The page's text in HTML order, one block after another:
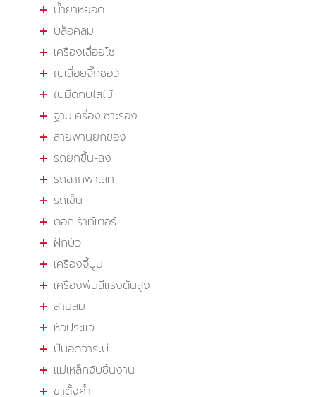
น้ำยาหยอด
บล็อคลม
เครื่องเลื่อยโซ่
ใบเลื่อยจิ๊กซอว์
ใบมีดกบไสไม้
ฐานเครื่องเซาะร่อง
สายพานยกของ
รถยกขึ้น-ลง
รถลากพาเลท
รถเข็น
ดอกเร้าท์เตอร์
ฝักบัว
เครื่องจี้ปูน
เครื่องพ่นสีแรงดันสูง
สายลม
หัวประแจ
ปืนอัดจาระบี
แม่เหล็กจับชิ้นงาน
ขาตั้งค้ำ